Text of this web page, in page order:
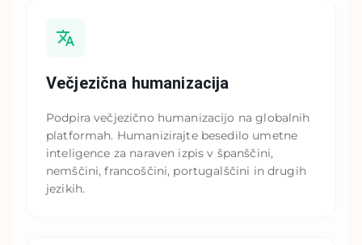
Večjezična humanizacija
Podpira večjezično humanizacijo na globalnih
platformah. Humanizirajte besedilo umetne
inteligence za naraven izpis v španščini,
nemščini, francoščini, portugalščini in drugih
jezikih.